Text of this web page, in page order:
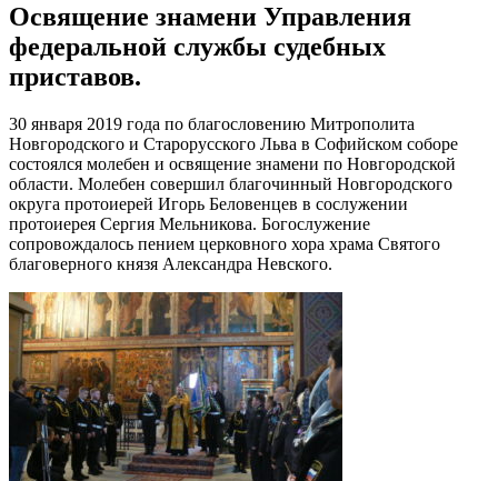
Освящение знамени Управления
федеральной службы судебных
приставов.
30 января 2019 года по благословению Митрополита
Новгородского и Старорусского Льва в Софийском соборе
состоялся молебен и освящение знамени по Новгородской
области. Молебен совершил благочинный Новгородского
округа протоиерей Игорь Беловенцев в сослужении
протоиерея Сергия Мельникова. Богослужение
сопровождалось пением церковного хора храма Святого
благоверного князя Александра Невского.